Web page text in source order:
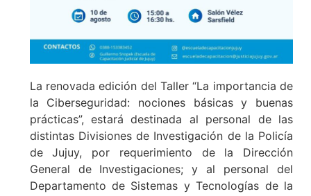
La renovada edición del Taller “La importancia de
la Ciberseguridad: nociones básicas y buenas
prácticas”, estará destinada al personal de las
distintas Divisiones de Investigación de la Policía
de Jujuy, por requerimiento de la Dirección
General de Investigaciones; y al personal del
Departamento de Sistemas y Tecnologías de la